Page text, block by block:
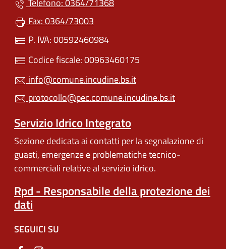
Telefono: 0364/71368
Fax: 0364/73003
P. IVA: 00592460984
Codice fiscale: 00963460175
info@comune.incudine.bs.it
protocollo@pec.comune.incudine.bs.it
Servizio Idrico Integrato
Sezione dedicata ai contatti per la segnalazione di
guasti, emergenze e problematiche tecnico-
commerciali relative al servizio idrico.
Rpd - Responsabile della protezione dei
dati
SEGUICI SU